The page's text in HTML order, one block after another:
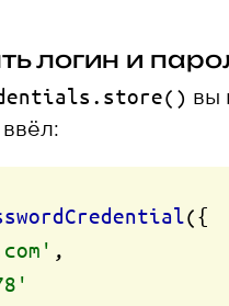
логин и
вы
({
,